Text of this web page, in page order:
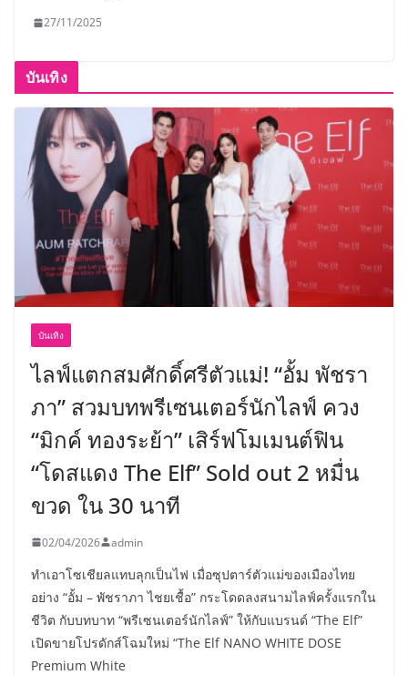
27/11/2025
บันเทิง
บันเทิง
ไลฟ์แตกสมศักดิ์ศรีตัวแม่! “อั้ม พัชรา
ภา” สวมบทพรีเซนเตอร์นักไลฟ์ ควง
“มิกค์ ทองระย้า” เสิร์ฟโมเมนต์ฟิน
“โดสแดง The Elf” Sold out 2 หมื่น
ขวด ใน 30 นาที
02/04/2026 admin
ทำเอาโซเชียลแทบลุกเป็นไฟ เมื่อซุปตาร์ตัวแม่ของเมืองไทย
อย่าง “อั้ม – พัชราภา ไชยเชื้อ” กระโดดลงสนามไลฟ์ครั้งแรกใน
ชีวิต กับบทบาท “พรีเซนเตอร์นักไลฟ์” ให้กับแบรนด์ “The Elf”
เปิดขายโปรดักส์โฉมใหม่ “The Elf NANO WHITE DOSE
Premium White